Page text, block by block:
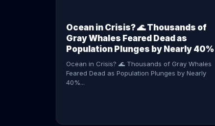
Ocean in Crisis? 🌊 Thousands of
Gray Whales Feared Dead as
Population Plunges by Nearly 40%
Ocean in Crisis? 🌊 Thousands of Gray Whales
Feared Dead as Population Plunges by Nearly
40%...